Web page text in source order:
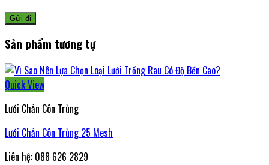
Sản phẩm tương tự
Quick View
Lưới Chắn Côn Trùng
Lưới Chắn Côn Trùng 25 Mesh
Liên hệ: 088 626 2829